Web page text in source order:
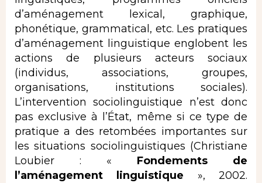
d’aménagement lexical, graphique,
phonétique, grammatical, etc. Les pratiques
d’aménagement linguistique englobent les
actions de plusieurs acteurs sociaux
(individus, associations, groupes,
organisations, institutions sociales).
L’intervention sociolinguistique n’est donc
pas exclusive à l’État, même si ce type de
pratique a des retombées importantes sur
les situations sociolinguistiques (Christiane
Loubier : « Fondements de
l’aménagement
linguistique », 2002.